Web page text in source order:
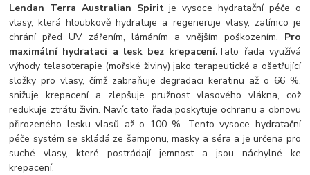
Lendan Terra Australian Spiritje vysoce hydratační péče o
vlasy, která hloubkově hydratuje a regeneruje vlasy, zatímco je
chrání před UV zářením, lámáním a vnějším poškozením. Pro
maximální hydrataci a lesk bez krepacení.Tato řada využívá
výhody telasoterapie (mořské živiny) jako terapeutické a ošetřující
složky pro vlasy, čímž zabraňuje degradaci keratinu až o 66 %,
snižuje krepacení a zlepšuje pružnost vlasového vlákna, což
redukuje ztrátu živin. Navíc tato řada poskytuje ochranu a obnovu
přirozeného lesku vlasů až o 100 %. Tento vysoce hydratační
péče systém se skládá ze šamponu, masky a séra a je určena pro
suché vlasy, které postrádají jemnost a jsou náchylné ke
krepacení.